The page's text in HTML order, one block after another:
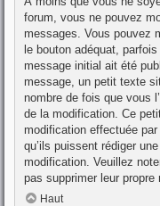
forum, vous ne pouvez
messages. Vous pouvez
le bouton adéquat,
message initial ait été
message, un petit texte
nombre de fois que vous
de la modification. Ce
modification effectuée
qu’ils puissent rédiger
modification. Veuillez
pas supprimer leur propre
Haut